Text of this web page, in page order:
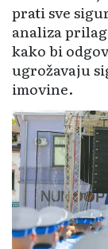
prati sve
analiza
kako bi
ugrožavaju
imovine.